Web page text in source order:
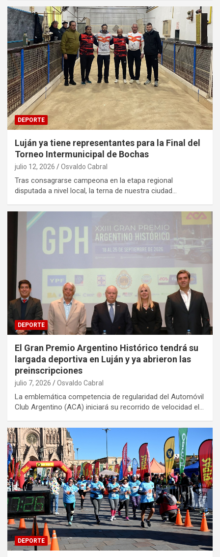
DEPORTE
Luján ya tiene representantes para la Final del
Torneo Intermunicipal de Bochas
julio 12, 2026 Osvaldo Cabral
Tras consagrarse campeona en la etapa regional
disputada a nivel local, la terna de nuestra ciudad…
DEPORTE
El Gran Premio Argentino Histórico tendrá su
largada deportiva en Luján y ya abrieron las
preinscripciones
julio 7, 2026 Osvaldo Cabral
La emblemática competencia de regularidad del Automóvil
Club Argentino (ACA) iniciará su recorrido de velocidad el…
DEPORTE